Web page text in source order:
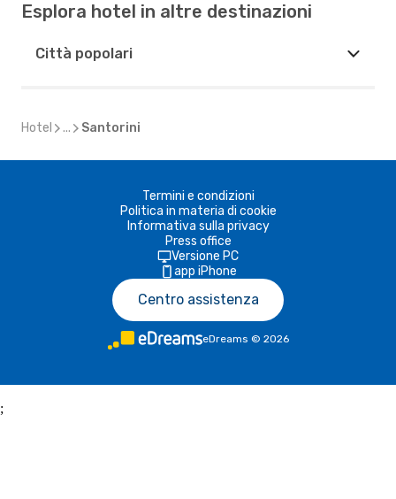
Esplora hotel in altre destinazioni
Città popolari
Hotel ... Santorini
Termini e condizioni
Politica in materia di cookie
Informativa sulla privacy
Press office
Versione PC
app iPhone
Centro assistenza
eDreams © 2026
;